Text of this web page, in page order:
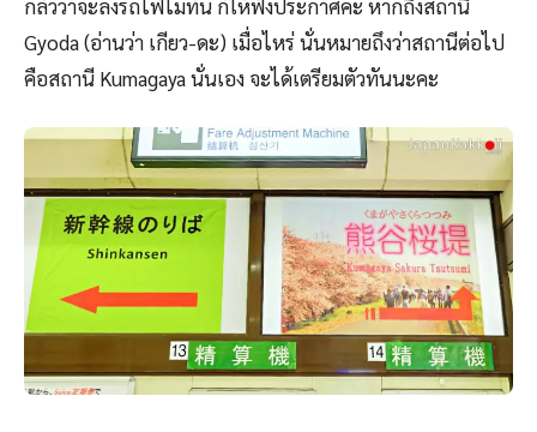
กลัวว่าจะลงรถไฟไม่ทัน ก็ให้ฟังประกาศค่ะ หากถึงสถานี
Gyoda (อ่านว่า เกียว-ดะ) เมื่อไหร่ นั่นหมายถึงว่าสถานีต่อไป
คือสถานี Kumagaya นั่นเอง จะได้เตรียมตัวทันนะคะ